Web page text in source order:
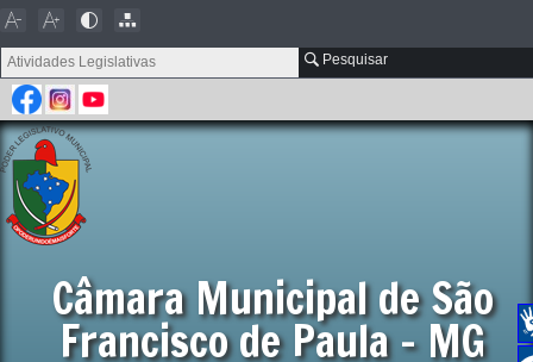
Pesquisar
Câmara Municipal de São
Francisco de Paula - MG